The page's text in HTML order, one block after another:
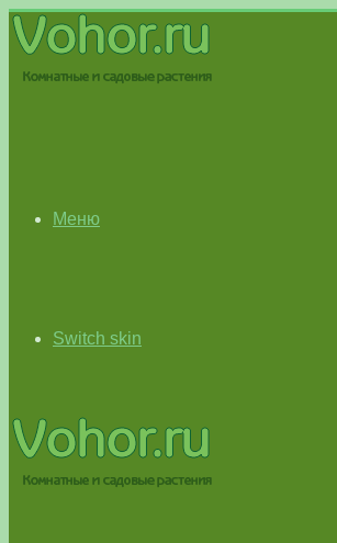
Меню
Switch skin